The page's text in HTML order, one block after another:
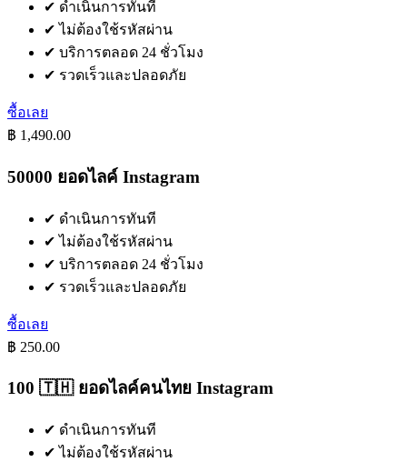
✔ ดำเนินการทันที
✔ ไม่ต้องใช้รหัสผ่าน
✔ บริการตลอด 24 ชั่วโมง
✔ รวดเร็วและปลอดภัย
ซื้อเลย
฿ 1,490.00
50000 ยอดไลค์ Instagram
✔ ดำเนินการทันที
✔ ไม่ต้องใช้รหัสผ่าน
✔ บริการตลอด 24 ชั่วโมง
✔ รวดเร็วและปลอดภัย
ซื้อเลย
฿ 250.00
100 🇹🇭 ยอดไลค์คนไทย Instagram
✔ ดำเนินการทันที
✔ ไม่ต้องใช้รหัสผ่าน